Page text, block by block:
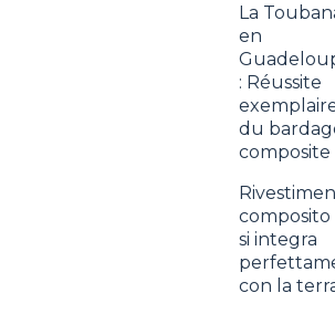
La
en
: Réussite
du
composite
composito
si integra
con la